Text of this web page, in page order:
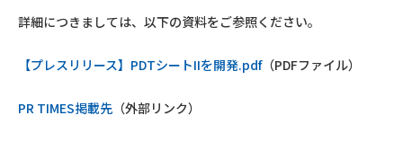
詳細につきましては、以下の資料をご参照ください。
【プレスリリース】PDTシートIIを開発.pdf（PDFファイル）
PR TIMES掲載先 （外部リンク）